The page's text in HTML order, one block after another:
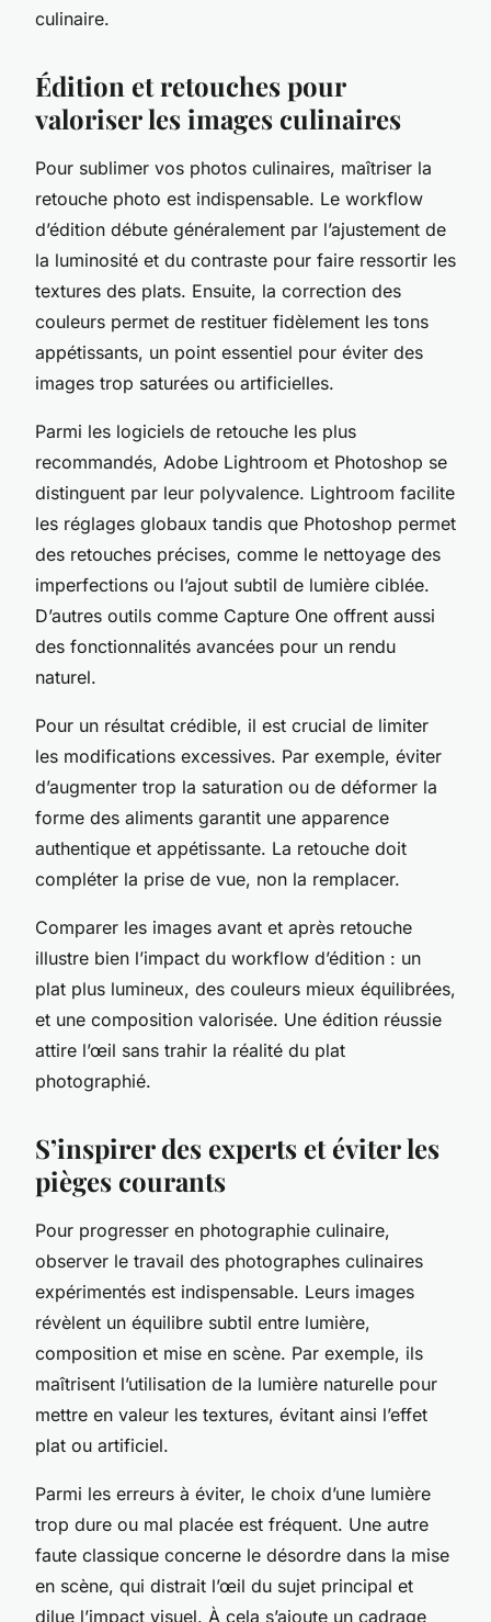
culinaire.
Édition et retouches pour
valoriser les images culinaires
Pour sublimer vos photos culinaires, maîtriser la
retouche photo est indispensable. Le workflow
d’édition débute généralement par l’ajustement de
la luminosité et du contraste pour faire ressortir les
textures des plats. Ensuite, la correction des
couleurs permet de restituer fidèlement les tons
appétissants, un point essentiel pour éviter des
images trop saturées ou artificielles.
Parmi les logiciels de retouche les plus
recommandés, Adobe Lightroom et Photoshop se
distinguent par leur polyvalence. Lightroom facilite
les réglages globaux tandis que Photoshop permet
des retouches précises, comme le nettoyage des
imperfections ou l’ajout subtil de lumière ciblée.
D’autres outils comme Capture One offrent aussi
des fonctionnalités avancées pour un rendu
naturel.
Pour un résultat crédible, il est crucial de limiter
les modifications excessives. Par exemple, éviter
d’augmenter trop la saturation ou de déformer la
forme des aliments garantit une apparence
authentique et appétissante. La retouche doit
compléter la prise de vue, non la remplacer.
Comparer les images avant et après retouche
illustre bien l’impact du workflow d’édition : un
plat plus lumineux, des couleurs mieux équilibrées,
et une composition valorisée. Une édition réussie
attire l’œil sans trahir la réalité du plat
photographié.
S’inspirer des experts et éviter les
pièges courants
Pour progresser en photographie culinaire,
observer le travail des photographes culinaires
expérimentés est indispensable. Leurs images
révèlent un équilibre subtil entre lumière,
composition et mise en scène. Par exemple, ils
maîtrisent l’utilisation de la lumière naturelle pour
mettre en valeur les textures, évitant ainsi l’effet
plat ou artificiel.
Parmi les erreurs à éviter, le choix d’une lumière
trop dure ou mal placée est fréquent. Une autre
faute classique concerne le désordre dans la mise
en scène, qui distrait l’œil du sujet principal et
dilue l’impact visuel. À cela s’ajoute un cadrage